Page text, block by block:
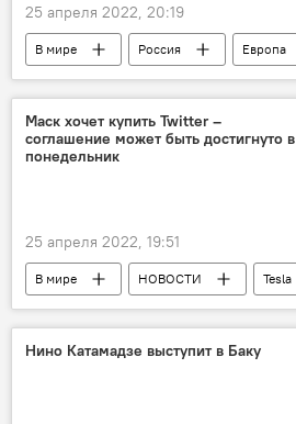
25 апреля 2022, 20:19
В мире Россия
Европа
Антироссийские санкции
Маск хочет купить Twitter –
соглашение может быть достигнуто в
понедельник
25 апреля 2022, 19:51
В мире НОВОСТИ
Tesla
Илон Маск
Twitter
Нино Катамадзе выступит в Баку